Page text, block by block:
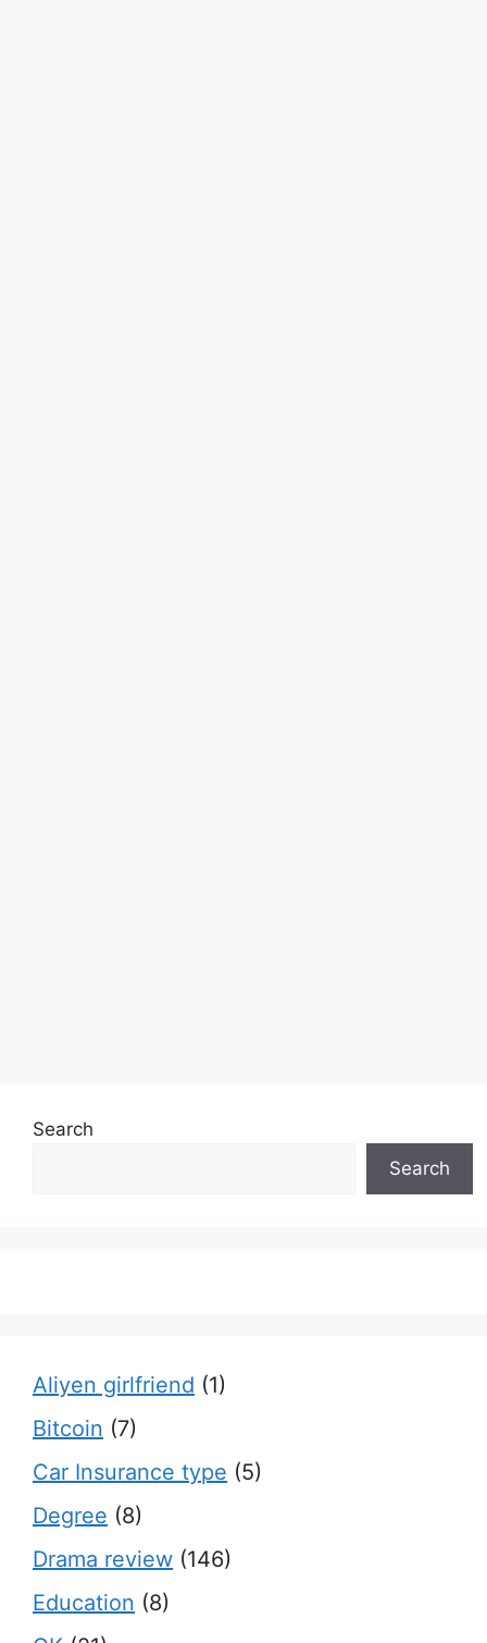
Search
Search
Aliyen girlfriend (1)
Bitcoin (7)
Car Insurance type (5)
Degree (8)
Drama review (146)
Education (8)